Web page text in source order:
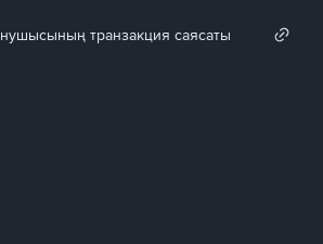
транзакция саясаты